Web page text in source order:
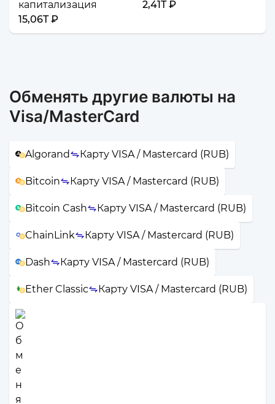
капитализация
15,06T ₽
2,41T ₽
Обменять другие валюты на
Visa/MasterCard
Algorand Карту VISA / Mastercard (RUB)
Bitcoin Карту VISA / Mastercard (RUB)
Bitcoin Cash Карту VISA / Mastercard (RUB)
ChainLink Карту VISA / Mastercard (RUB)
Dash Карту VISA / Mastercard (RUB)
Ether Classic Карту VISA / Mastercard (RUB)